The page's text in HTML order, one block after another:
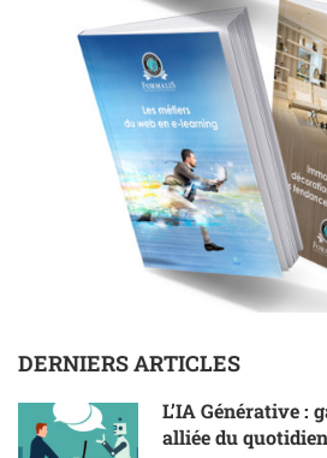
DERNIERS ARTICLES
L’IA Générative :
alliée du